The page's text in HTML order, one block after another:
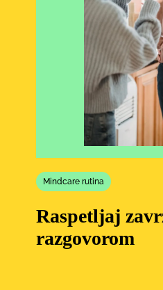
Mindcare rutina
Raspetljaj
razgovorom